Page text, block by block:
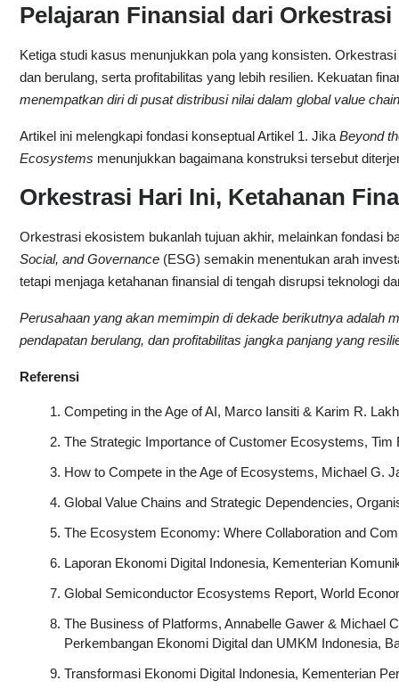
Pelajaran Finansial dari
Ketiga studi kasus menunjukkan pola yang konsisten.
dan berulang, serta profitabilitas yang lebih resilien. Kekuatan
menempatkan diri di pusat distribusi nilai dalam global value
Artikel ini melengkapi fondasi konseptual Artikel 1. Jika Beyond
Ecosystems menunjukkan bagaimana konstruksi tersebut
Orkestrasi Hari Ini, Ketahanan
Orkestrasi ekosistem bukanlah tujuan akhir, melainkan fondasi
Social, and Governance(ESG) semakin menentukan arah
tetapi menjaga ketahanan finansial di tengah disrupsi teknologi
Perusahaan yang akan memimpin di dekade berikutnya adalah
pendapatan berulang, dan profitabilitas jangka panjang yang
Referensi
Competing in the Age of AI, Marco Iansiti & Karim R.
The Strategic Importance of Customer Ecosystems,
How to Compete in the Age of Ecosystems, Michael G.
Global Value Chains and Strategic Dependencies,
The Ecosystem Economy: Where Collaboration and
Laporan Ekonomi Digital Indonesia, Kementerian
Global Semiconductor Ecosystems Report, World
The Business of Platforms, Annabelle Gawer & Michael
Perkembangan Ekonomi Digital dan UMKM Indonesia,
Transformasi Ekonomi Digital Indonesia, Kementerian